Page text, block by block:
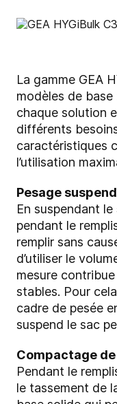
La gamme GEA
modèles de
chaque solution
différents
caractéristiques
l’utilisation
Pesage
En suspendant
pendant le
remplir sans
d’utiliser le
mesure
stables. Pour
cadre de pesée
suspend le sac
Compactage
Pendant le
le tassement de